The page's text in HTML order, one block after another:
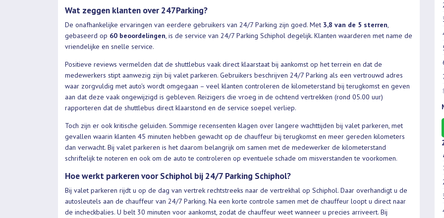
Wat zeggen klanten over 247Parking?
De onafhankelijke ervaringen van eerdere gebruikers van 24/7 Parking zijn goed. Met 3,8 van de 5 sterren,
gebaseerd op 60 beoordelingen, is de service van 24/7 Parking Schiphol degelijk. Klanten waarderen met name de
vriendelijke en snelle service.
Positieve reviews vermelden dat de shuttlebus vaak direct klaarstaat bij aankomst op het terrein en dat de
medewerkers stipt aanwezig zijn bij valet parkeren. Gebruikers beschrijven 24/7 Parking als een vertrouwd adres
waar zorgvuldig met auto's wordt omgegaan – veel klanten controleren de kilometerstand bij terugkomst en geven
aan dat deze vaak ongewijzigd is gebleven. Reizigers die vroeg in de ochtend vertrekken (rond 05.00 uur)
rapporteren dat de shuttlebus direct klaarstond en de service soepel verliep.
Toch zijn er ook kritische geluiden. Sommige recensenten klagen over langere wachttijden bij valet parkeren, met
gevallen waarin klanten 45 minuten hebben gewacht op de chauffeur bij terugkomst en meer gereden kilometers
dan verwacht. Bij valet parkeren is het daarom belangrijk om samen met de medewerker de kilometerstand
schriftelijk te noteren en ook om de auto te controleren op eventuele schade om misverstanden te voorkomen.
Hoe werkt parkeren voor Schiphol bij 24/7 Parking Schiphol?
Bij valet parkeren rijdt u op de dag van vertrek rechtstreeks naar de vertrekhal op Schiphol. Daar overhandigt u de
autosleutels aan de chauffeur van 24/7 Parking. Na een korte controle samen met de chauffeur loopt u direct naar
de incheckbalies. U belt 30 minuten voor aankomst, zodat de chauffeur weet wanneer u precies arriveert. Bij